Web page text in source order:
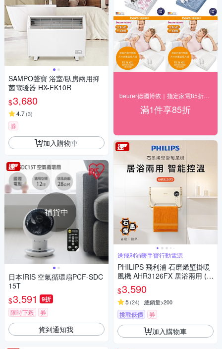
SAMPO聲寶 浴室/臥房兩用抑
菌電暖器 HX-FK10R
$3,680
4.7(3)
券
加入購物車
補貨中
日本IRIS 空氣循環扇PCF-SDC
15T
$3,591 9折
限時下殺 券
貨到通知我
滿1件享85折
送飛利浦暖手寶行動電源
PHILIPS 飛利浦 石磨烯壁掛暖
風機 AHR3126FX 居浴兩用 (快
速到貨)
$3,590
5 (24) 總銷量>200
挑戰低價 券
加入購物車